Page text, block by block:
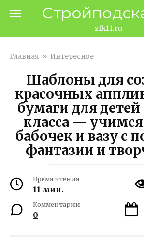
zfk11.ru
Главная » Интересное
Шаблоны для
красочных
бумаги для детей
класса — учимся
бабочек и вазу с
фантазии и
Время чтения
11 мин.
Комментарии
0